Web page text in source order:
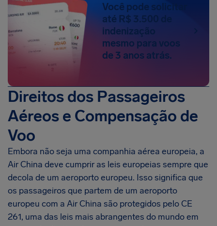
Você pode solicitar
até R$ 3.500 de
indenização
mesmo para voos
de 3 anos atrás.
Direitos dos Passageiros
Aéreos e Compensação de
Voo
Embora não seja uma companhia aérea europeia, a
Air China deve cumprir as leis europeias sempre que
decola de um aeroporto europeu. Isso significa que
os passageiros que partem de um aeroporto
europeu com a Air China são protegidos pelo CE
261, uma das leis mais abrangentes do mundo em